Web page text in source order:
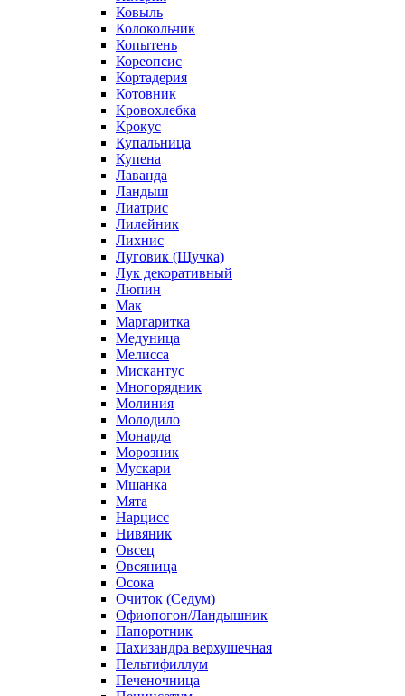
Ковыль
Колокольчик
Копытень
Кореопсис
Кортадерия
Котовник
Кровохлебка
Крокус
Купальница
Купена
Лаванда
Ландыш
Лиатрис
Лилейник
Лихнис
Луговик (Щучка)
Лук декоративный
Люпин
Мак
Маргаритка
Медуница
Мелисса
Мискантус
Многорядник
Молиния
Молодило
Монарда
Морозник
Мускари
Мшанка
Мята
Нарцисс
Нивяник
Овсец
Овсяница
Осока
Очиток (Седум)
Офиопогон/Ландышник
Папоротник
Пахизандра верхушечная
Пельтифиллум
Печеночница